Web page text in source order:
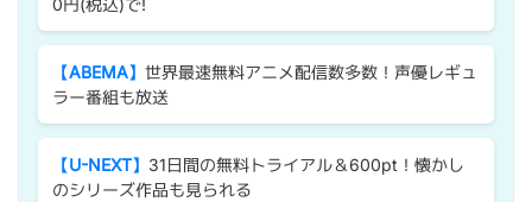
0円(税込)で!
【ABEMA】 世界最速無料アニメ配信数多数！声優レギュ
ラー番組も放送
【U-NEXT】 31日間の無料トライアル＆600pt！懐かし
のシリーズ作品も見られる